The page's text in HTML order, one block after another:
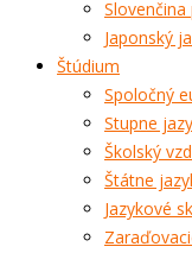
Japonský
Štúdium
Spoločný
Stupne
Školský
Štátne
Jazykové